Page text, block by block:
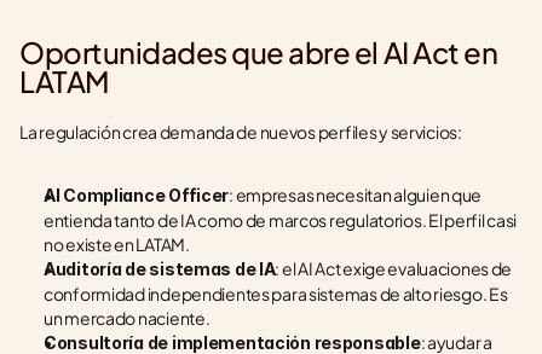
Oportunidades que abre el AI Act en
LATAM
La regulación crea demanda de nuevos perfiles y servicios:
AI Compliance Officer: empresas necesitan alguien que
entienda tanto de IA como de marcos regulatorios. El perfil casi
no existe en LATAM.
Auditoría de sistemas de IA: el AI Act exige evaluaciones de
conformidad independientes para sistemas de alto riesgo. Es
un mercado naciente.
Consultoría de implementación responsable: ayudar a